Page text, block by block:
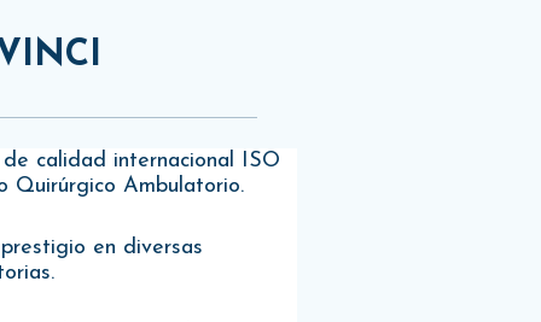
calidad internacional ISO
Quirúrgico Ambulatorio.
en diversas